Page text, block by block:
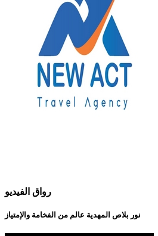
رواق الفيديو
نور بلاص المهدية عالم من الفخامة والإمتياز